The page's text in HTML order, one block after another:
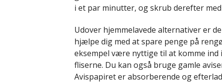
i et par minutter, og skrub derefter
Udover hjemmelavede alternativer er
hjælpe dig med at spare penge på
eksempel være nyttige til at komme
fliserne. Du kan også bruge gamle
Avispapiret er absorberende og